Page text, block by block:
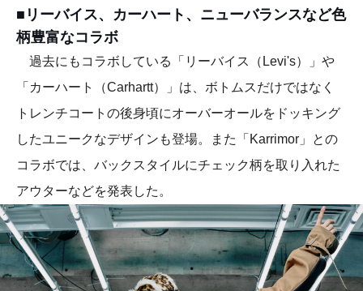
■リーバイス、カーハート、ニューバランスなど色
柄豊富なコラボ
過去にもコラボしている「リーバイス（Levi's）」や
「カーハート（Carhartt）」は、ボトムスだけではなく
トレンチコートの後身頃にオーバーオールをドッキング
したユニークなデザインも登場。また「Karrimor」との
コラボでは、バックスタイルにチェック柄を取り入れた
アウターなどを発表した。